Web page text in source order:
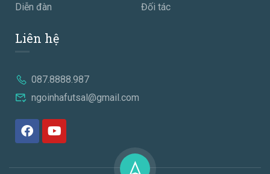
Diễn đàn
Đối tác
Liên hệ
087.8888.987
ngoinhafutsal@gmail.com